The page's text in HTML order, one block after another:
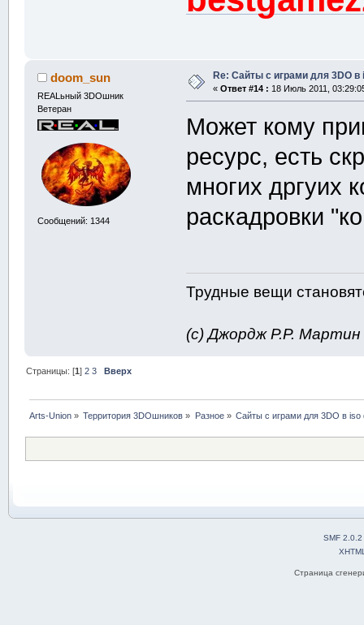
doom_sun
REALьный 3DOшник
Ветеран
Сообщений: 1344
Re: Сайты с играми для 3DO
« Ответ #14 : 18 Июль 2011,
Может кому
ресурс, есть
многих дргуих
раскадровки
Трудные вещи
(с) Джордж Р.Р.
Страницы: [1]2 3 Вверх
Arts-Union » Территория 3DOшников » Разное» Сайты с играми для 3DO в
SMF 2.0.2
Страница